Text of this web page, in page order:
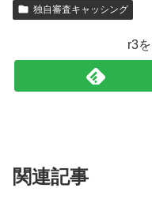
独自審査キャッシング
r3
関連記事